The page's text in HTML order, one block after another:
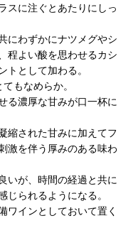
スに注ぐとあたりにしっ
にわずかにナツメグやシ
程よい酸を思わせるカシ
として加わる。
もなめらか。
る濃厚な甘みが口一杯に
縮された甘みに加えてフ
激を伴う厚みのある味わ
いが、時間の経過と共に
られるようになる。
ワインとしておいて置く